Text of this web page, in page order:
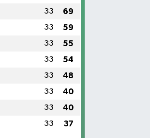
33 69
33 59
33 55
33 54
33 48
33 40
33 40
33 37